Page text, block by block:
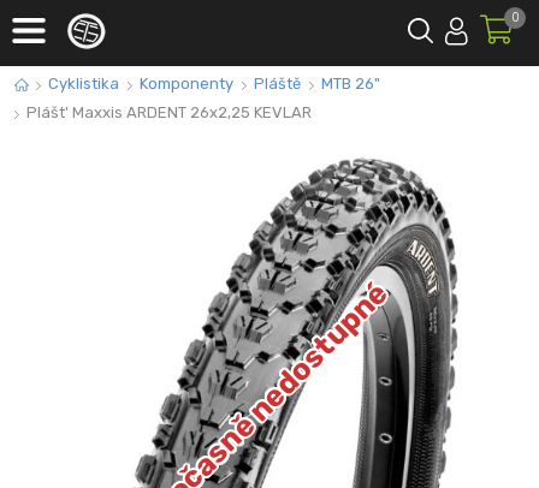
0
Cyklistika Komponenty Pláště
MTB 26"
Plášt' Maxxis ARDENT 26x2,25 KEVLAR
Dočasně nedostupné